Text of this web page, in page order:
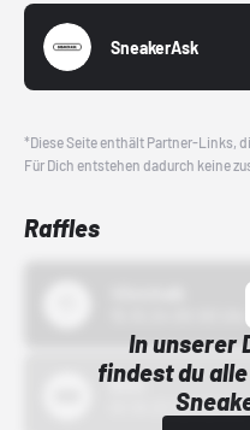
SneakerAsk
*Diese Seite enthält Partner-Links,
Für Dich entstehen dadurch keine
Raffles
In unserer
findest du alle
Bstn
01.10.22 00:00 Uhr